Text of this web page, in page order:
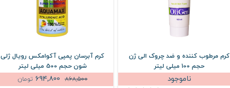
کرم مرطوب کننده و ضد چروک الی ژن
حجم 100 میلی لیتر
ناموجود
کرم آبرسان پمپی آکوامکس رویال ژلی
شون حجم 500 میلی لیتر
868,500
تومان